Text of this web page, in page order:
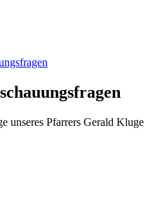
unseres Pfarrers Gerald Kluge